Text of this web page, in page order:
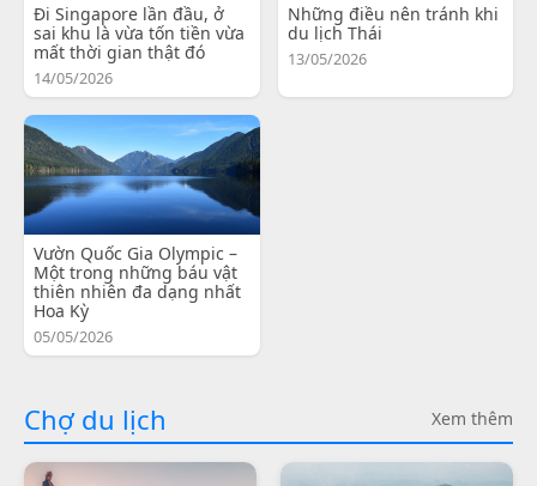
Đi Singapore lần đầu, ở
sai khu là vừa tốn tiền vừa
mất thời gian thật đó
14/05/2026
Những điều nên tránh khi
du lịch Thái
13/05/2026
Vườn Quốc Gia Olympic –
Một trong những báu vật
thiên nhiên đa dạng nhất
Hoa Kỳ
05/05/2026
Chợ du lịch Xem thêm